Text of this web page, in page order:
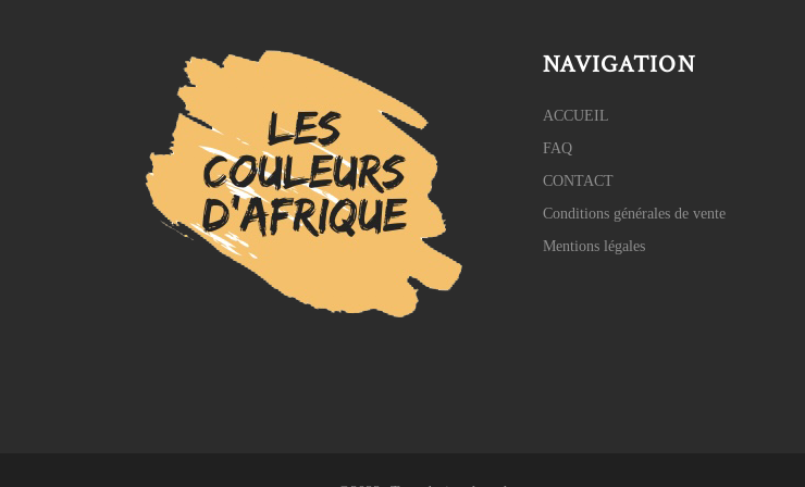
NAVIGATION
ACCUEIL
FAQ
CONTACT
Conditions générales de vente
Mentions légales